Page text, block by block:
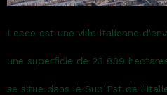
Lecce est une ville italienne
une superficie de 23 839
se situe dans le Sud Est de